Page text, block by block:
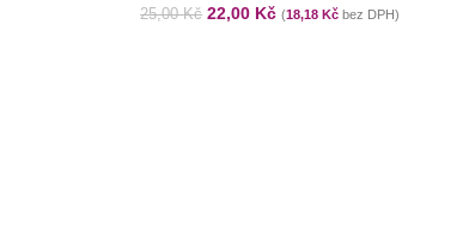
25,00Kč 22,00 Kč (18,18Kč bez DPH)